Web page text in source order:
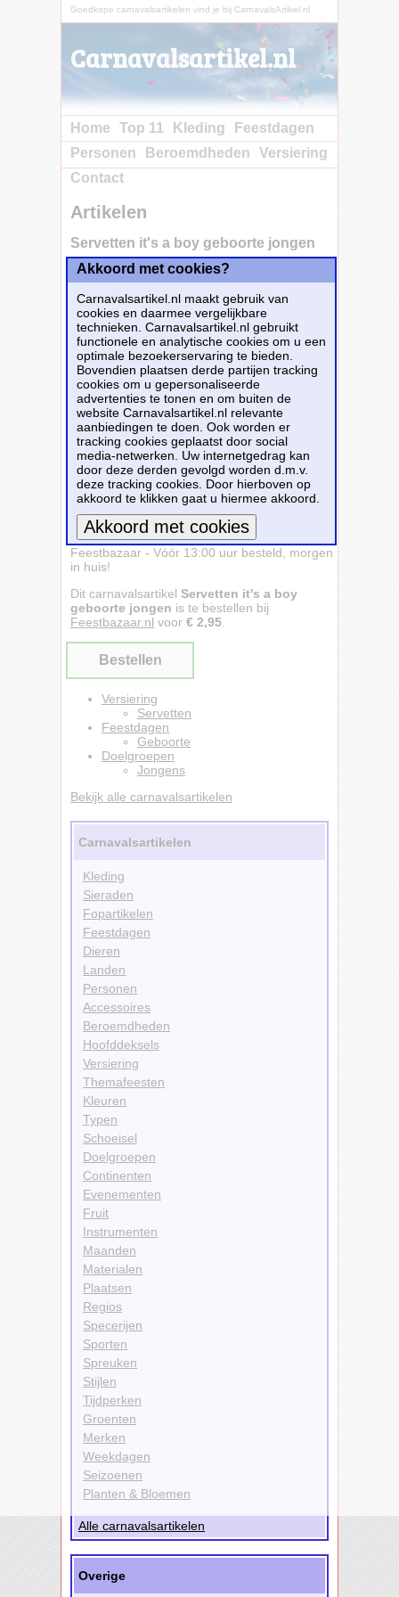
Goedkope carnavalsartikelen vind je bij CarnavalsArtikel.nl
Carnavalsartikel.nl
Home Top 11 Kleding
Feestdagen
Personen
Beroemdheden
Versiering
Contact
Artikelen
Servetten it's a boy geboorte jongen
Servetten it's a boy geboorte jongen -
Feestbazaar - Vóór 13:00 uur besteld, morgen
in huis!
Dit carnavalsartikel Servetten it's a boy
geboorte jongen is te bestellen bij
Feestbazaar.nl voor € 2,95
Bestellen
Versiering
Servetten
Feestdagen
Geboorte
Doelgroepen
Jongens
Bekijk alle carnavalsartikelen
Carnavalsartikelen
Kleding
Sieraden
Fopartikelen
Feestdagen
Dieren
Landen
Personen
Accessoires
Beroemdheden
Hoofddeksels
Versiering
Themafeesten
Kleuren
Typen
Schoeisel
Doelgroepen
Continenten
Evenementen
Fruit
Instrumenten
Maanden
Materialen
Plaatsen
Regios
Specerijen
Sporten
Spreuken
Stijlen
Tijdperken
Groenten
Merken
Weekdagen
Seizoenen
Planten & Bloemen
Alle carnavalsartikelen
Overige
Akkoord met cookies?
Carnavalsartikel.nl maakt gebruik van
cookies en daarmee vergelijkbare
technieken. Carnavalsartikel.nl gebruikt
functionele en analytische cookies om u een
optimale bezoekerservaring te bieden.
Bovendien plaatsen derde partijen tracking
cookies om u gepersonaliseerde
advertenties te tonen en om buiten de
website Carnavalsartikel.nl relevante
aanbiedingen te doen. Ook worden er
tracking cookies geplaatst door social
media-netwerken. Uw internetgedrag kan
door deze derden gevolgd worden d.m.v.
deze tracking cookies. Door hierboven op
akkoord te klikken gaat u hiermee akkoord.
Meer informatie